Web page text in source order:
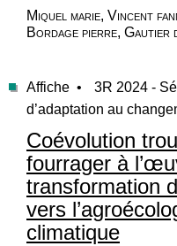
Miquel marie, Vincent
Bordage pierre, Gautier
Affiche •
3R 2024 -
d’adaptation au
Coévolution
fourrager à
transformation
vers
climatique